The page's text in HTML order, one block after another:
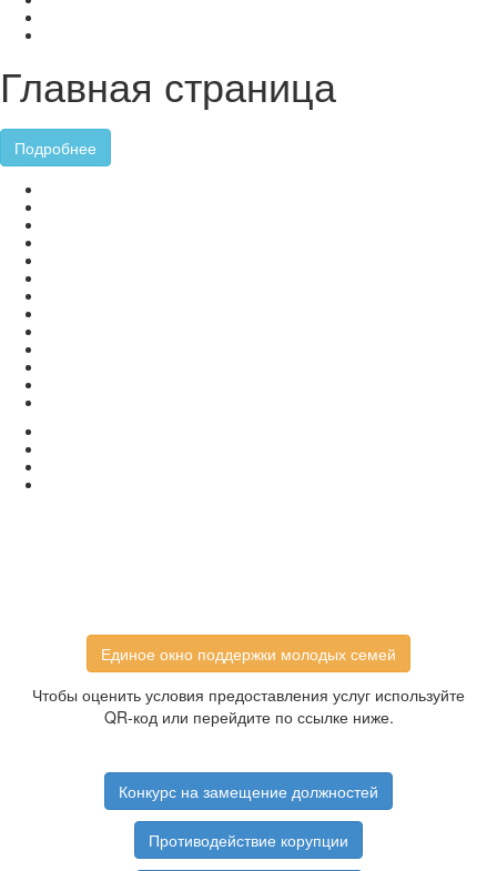
Главная страница
Подробнее
Единое окно поддержки молодых семей
Чтобы оценить условия предоставления услуг используйте
QR-код или перейдите по ссылке ниже.
Конкурс на замещение должностей
Противодействие корупции